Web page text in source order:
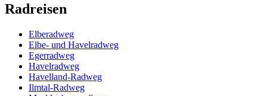
Radreisen
Elberadweg
Elbe- und Havelradweg
Egerradweg
Havelradweg
Havelland-Radweg
Ilmtal-Radweg